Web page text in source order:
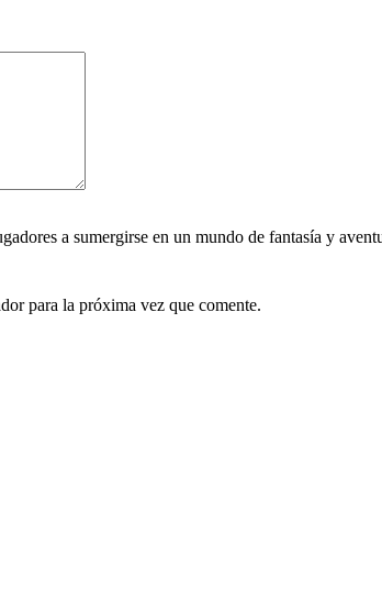
a sumergirse en un mundo de fantasía y
para la próxima vez que comente.